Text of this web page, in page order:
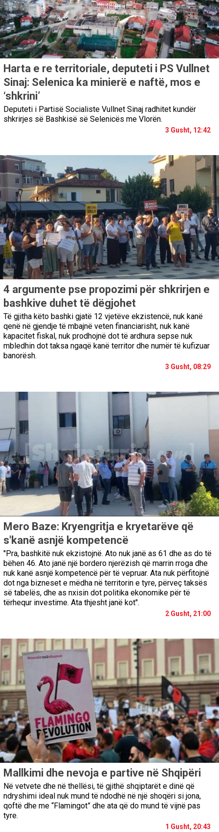
Harta e re territoriale, deputeti i PS Vullnet
Sinaj: Selenica ka minierë e naftë, mos e
‘shkrini’
Deputeti i Partisë Socialiste Vullnet Sinaj radhitet kundër
shkrirjes së Bashkisë së Selenicës me Vlorën.
3 Gusht, 12:42
4 argumente pse propozimi për shkrirjen e
bashkive duhet të dëgjohet
Të gjitha këto bashki gjatë 12 vjetëve ekzistencë, nuk kanë
qenë në gjendje të mbajnë veten financiarisht, nuk kanë
kapacitet fiskal, nuk prodhojnë dot të ardhura sepse nuk
mbledhin dot taksa ngaqë kanë territor dhe numër të kufizuar
banorësh.
3 Gusht, 08:29
Mero Baze: Kryengritja e kryetarëve që
s'kanë asnjë kompetencë
"Pra, bashkitë nuk ekzistojnë. Ato nuk janë as 61 dhe as do të
bëhen 46. Ato janë një bordero njerëzish që marrin rroga dhe
nuk kanë asnjë kompetencë për të vepruar. Ata nuk përfitojnë
dot nga bizneset e mëdha në territorin e tyre, përveç taksës
së tabelës, dhe as nxisin dot politika ekonomike për të
tërhequr investime. Ata thjesht janë kot".
2 Gusht, 21:00
Mallkimi dhe nevoja e partive në Shqipëri
Në vetvete dhe në thellësi, të gjithë shqiptarët e dinë që
ndryshimi ideal nuk mund të ndodhë në një shoqëri si jona,
qoftë dhe me “Flamingot” dhe ata që do mund të vijnë pas
tyre.
1 Gusht, 20:43